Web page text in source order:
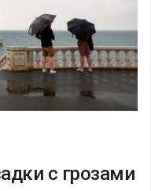
с грозами